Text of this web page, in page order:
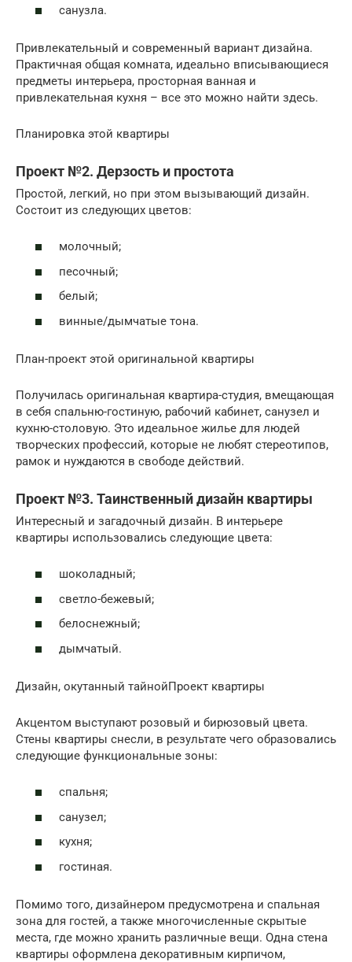
санузла.
Привлекательный и современный вариант дизайна.
Практичная общая комната, идеально вписывающиеся
предметы интерьера, просторная ванная и
привлекательная кухня – все это можно найти здесь.
Планировка этой квартиры
Проект №2. Дерзость и простота
Простой, легкий, но при этом вызывающий дизайн.
Состоит из следующих цветов:
молочный;
песочный;
белый;
винные/дымчатые тона.
План-проект этой оригинальной квартиры
Получилась оригинальная квартира-студия, вмещающая
в себя спальню-гостиную, рабочий кабинет, санузел и
кухню-столовую. Это идеальное жилье для людей
творческих профессий, которые не любят стереотипов,
рамок и нуждаются в свободе действий.
Проект №3. Таинственный дизайн квартиры
Интересный и загадочный дизайн. В интерьере
квартиры использовались следующие цвета:
шоколадный;
светло-бежевый;
белоснежный;
дымчатый.
Дизайн, окутанный тайнойПроект квартиры
Акцентом выступают розовый и бирюзовый цвета.
Стены квартиры снесли, в результате чего образовались
следующие функциональные зоны:
спальня;
санузел;
кухня;
гостиная.
Помимо того, дизайнером предусмотрена и спальная
зона для гостей, а также многочисленные скрытые
места, где можно хранить различные вещи. Одна стена
квартиры оформлена декоративным кирпичом,